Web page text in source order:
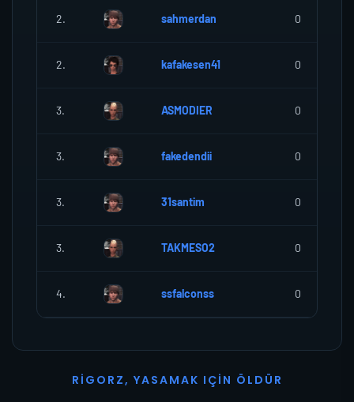
2. sahmerdan 0
2. kafakesen41 0
3. ASMODIER 0
3. fakedendii 0
3. 31santim 0
3. TAKMESO2 0
4. ssfalconss 0
R I G O R Z, YASAMAK I ÇI N Ö L D Ü R